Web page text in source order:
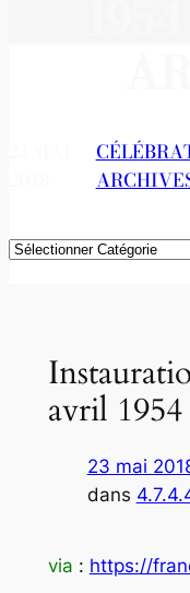
Catégories
avril
23 mai
dans
via : https://